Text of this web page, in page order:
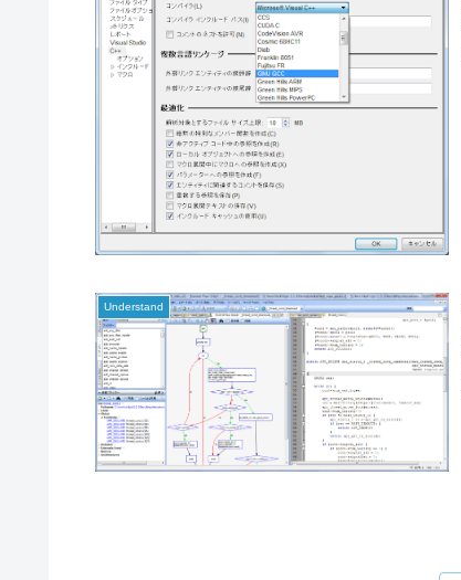
Understand